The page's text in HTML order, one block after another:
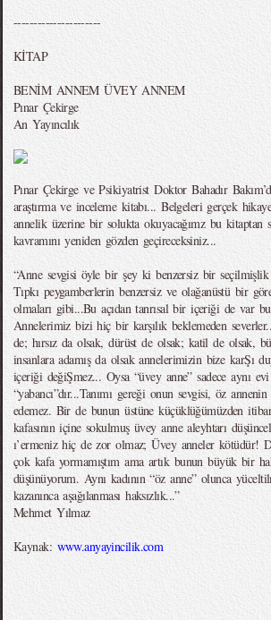
----------------------
KİTAP
BENİM ANNEM ÜVEY ANNEM
Pınar Çekirge
An Yayıncılık
Pınar Çekirge ve Psikiyatrist Doktor Bahadır
araştırma ve inceleme kitabı... Belgeleri gerçek
annelik üzerine bir solukta okuyacağımz bu kitaptan
kavramını yeniden gözden geçireceksiniz...
“Anne sevgisi öyle bir şey ki benzersiz bir
Tıpkı peygamberlerin benzersiz ve olağanüstü bir
olmaları gibi...Bu açıdan tanrısal bir içeriği de var
Annelerimiz bizi hiç bir karşılık beklemeden
de; hırsız da olsak, dürüst de olsak; katil de olsak,
insanlara adamış da olsak annelerimizin bize karŞı
içeriği değiŞmez... Oysa “üvey anne” sadece aynı evi
“yabancı”dır...Tanımı gereği onun sevgisi, öz
edemez. Bir de bunun üstüne küçüklüğümüzden
kafasının içine sokulmuş üvey anne aleyhtarı
ı’ermeniz hiç de zor olmaz; Üvey anneler kötüdür!
çok kafa yormamıştım ama artık bunun büyük bir
düşünüyorum. Aynı kadının “öz anne” olunca
kazanınca aşağılanması haksızlık...”
Mehmet Yılmaz
Kaynak: www.anyayincilik.com